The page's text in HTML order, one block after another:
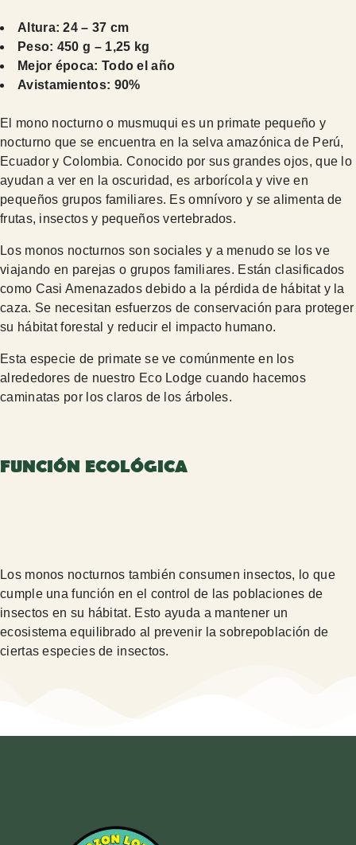
Altura: 24 – 37 cm
Peso: 450 g – 1,25 kg
Mejor época: Todo el año
Avistamientos: 90%
El mono nocturno o musmuqui es un primate pequeño y
nocturno que se encuentra en la selva amazónica de Perú,
Ecuador y Colombia. Conocido por sus grandes ojos, que lo
ayudan a ver en la oscuridad, es arborícola y vive en
pequeños grupos familiares. Es omnívoro y se alimenta de
frutas, insectos y pequeños vertebrados.
Los monos nocturnos son sociales y a menudo se los ve
viajando en parejas o grupos familiares. Están clasificados
como Casi Amenazados debido a la pérdida de hábitat y la
caza. Se necesitan esfuerzos de conservación para proteger
su hábitat forestal y reducir el impacto humano.
Esta especie de primate se ve comúnmente en los
alrededores de nuestro Eco Lodge cuando hacemos
caminatas por los claros de los árboles.
FUNCIÓN ECOLÓGICA
Los monos nocturnos también consumen insectos, lo que
cumple una función en el control de las poblaciones de
insectos en su hábitat. Esto ayuda a mantener un
ecosistema equilibrado al prevenir la sobrepoblación de
ciertas especies de insectos.